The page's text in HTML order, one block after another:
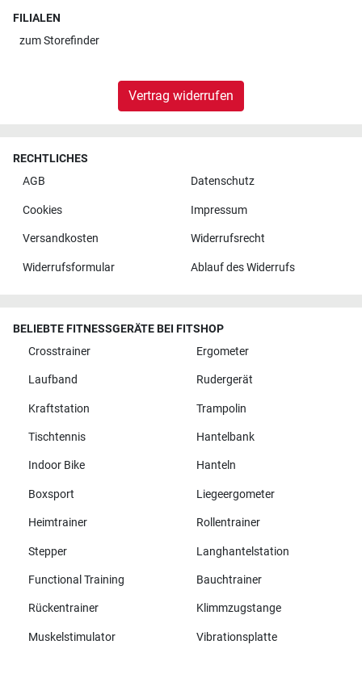
FILIALEN
zumStorefinder
Vertrag widerrufen
RECHTLICHES
AGB
Datenschutz
Cookies Impressum
Versandkosten Widerrufsrecht
Widerrufsformular Ablauf des Widerrufs
BELIEBTE FITNESSGERÄTE BEI FITSHOP
Crosstrainer
Ergometer
Laufband Rudergerät
Kraftstation Trampolin
Tischtennis Hantelbank
Indoor Bike Hanteln
Boxsport Liegeergometer
Heimtrainer Rollentrainer
Stepper Langhantelstation
Functional Training Bauchtrainer
Rückentrainer Klimmzugstange
Muskelstimulator Vibrationsplatte